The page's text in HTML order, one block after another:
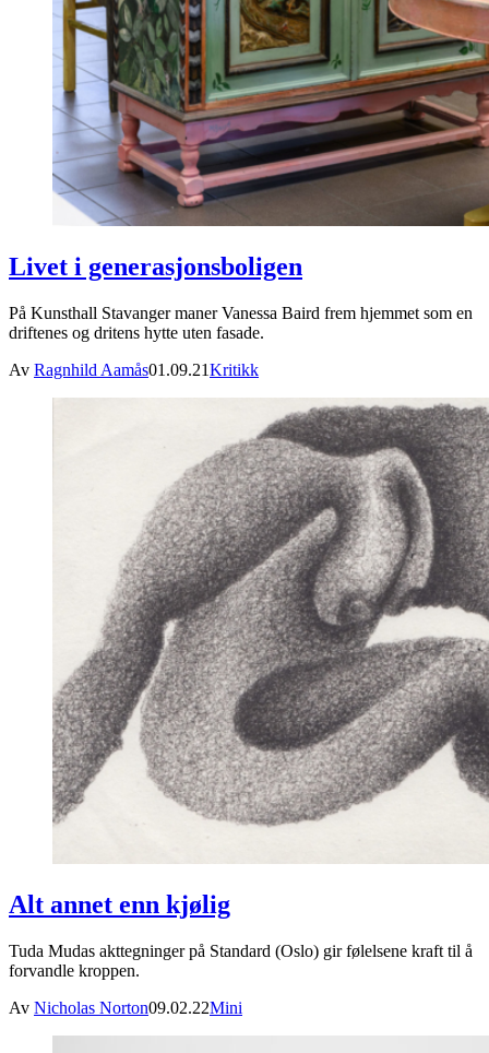
Livet i generasjonsboligen
På Kunsthall Stavanger maner Vanessa Baird frem hjemmet som en
driftenes og dritens hytte uten fasade.
Av Ragnhild Aamås01.09.21Kritikk
Alt annet enn kjølig
Tuda Mudas akttegninger på Standard (Oslo) gir følelsene kraft til å
forvandle kroppen.
Av Nicholas Norton09.02.22Mini